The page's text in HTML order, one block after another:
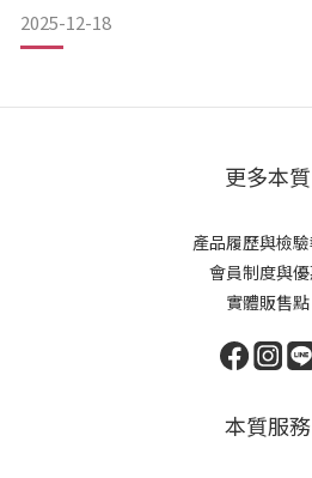
也一直博士陪著我調整產品的用量，
呢，愛本質 ~ 」 陪跑前的她- 膚質自
2025-12-18
更多本質
產品履歷與檢
會員制度與
實體販售點
本質服務